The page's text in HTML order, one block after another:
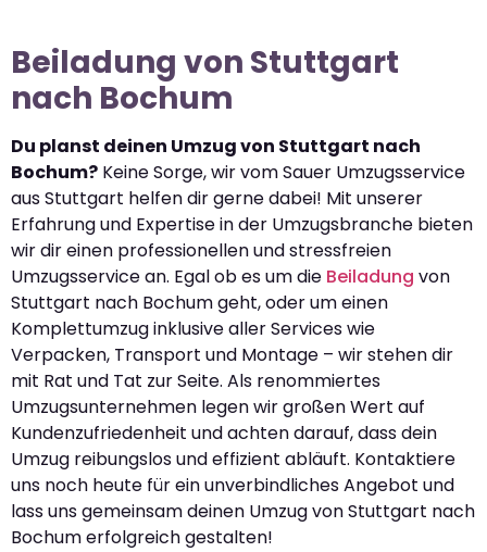
Beiladung von Stuttgart
nach Bochum
Du planst deinen Umzug von Stuttgart nach
Bochum? Keine Sorge, wir vom Sauer Umzugsservice
aus Stuttgart helfen dir gerne dabei! Mit unserer
Erfahrung und Expertise in der Umzugsbranche bieten
wir dir einen professionellen und stressfreien
Umzugsservice an. Egal ob es um die Beiladung von
Stuttgart nach Bochum geht, oder um einen
Komplettumzug inklusive aller Services wie
Verpacken, Transport und Montage – wir stehen dir
mit Rat und Tat zur Seite. Als renommiertes
Umzugsunternehmen legen wir großen Wert auf
Kundenzufriedenheit und achten darauf, dass dein
Umzug reibungslos und effizient abläuft. Kontaktiere
uns noch heute für ein unverbindliches Angebot und
lass uns gemeinsam deinen Umzug von Stuttgart nach
Bochum erfolgreich gestalten!